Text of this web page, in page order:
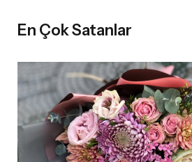
En Çok Satanlar